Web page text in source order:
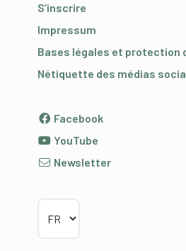
S’inscrire
Impressum
Bases légales et protection
Nétiquette des médias
Facebook
YouTube
Newsletter